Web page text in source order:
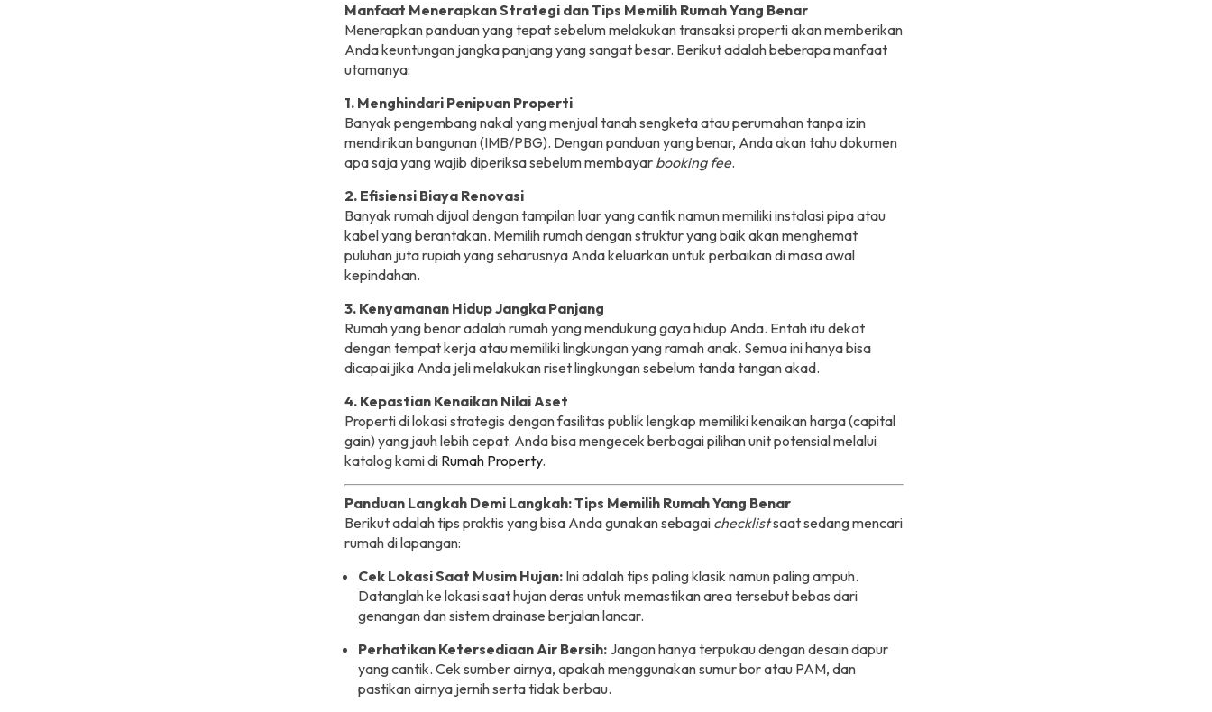
Manfaat Menerapkan Strategi dan Tips Memilih Rumah Yang Benar
Menerapkan panduan yang tepat sebelum melakukan transaksi properti akan memberikan
Anda keuntungan jangka panjang yang sangat besar. Berikut adalah beberapa manfaat
utamanya:
1. Menghindari Penipuan Properti
Banyak pengembang nakal yang menjual tanah sengketa atau perumahan tanpa izin
mendirikan bangunan (IMB/PBG). Dengan panduan yang benar, Anda akan tahu dokumen
apa saja yang wajib diperiksa sebelum membayar booking fee.
2. Efisiensi Biaya Renovasi
Banyak rumah dijual dengan tampilan luar yang cantik namun memiliki instalasi pipa atau
kabel yang berantakan. Memilih rumah dengan struktur yang baik akan menghemat
puluhan juta rupiah yang seharusnya Anda keluarkan untuk perbaikan di masa awal
kepindahan.
3. Kenyamanan Hidup Jangka Panjang
Rumah yang benar adalah rumah yang mendukung gaya hidup Anda. Entah itu dekat
dengan tempat kerja atau memiliki lingkungan yang ramah anak. Semua ini hanya bisa
dicapai jika Anda jeli melakukan riset lingkungan sebelum tanda tangan akad.
4. Kepastian Kenaikan Nilai Aset
Properti di lokasi strategis dengan fasilitas publik lengkap memiliki kenaikan harga (capital
gain) yang jauh lebih cepat. Anda bisa mengecek berbagai pilihan unit potensial melalui
katalog kami di Rumah Property.
Panduan Langkah Demi Langkah: Tips Memilih Rumah Yang Benar
Berikut adalah tips praktis yang bisa Anda gunakan sebagai checklistsaat sedang mencari
rumah di lapangan:
Cek Lokasi Saat Musim Hujan: Ini adalah tips paling klasik namun paling ampuh.
Datanglah ke lokasi saat hujan deras untuk memastikan area tersebut bebas dari
genangan dan sistem drainase berjalan lancar.
Perhatikan Ketersediaan Air Bersih: Jangan hanya terpukau dengan desain dapur
yang cantik. Cek sumber airnya, apakah menggunakan sumur bor atau PAM, dan
pastikan airnya jernih serta tidak berbau.